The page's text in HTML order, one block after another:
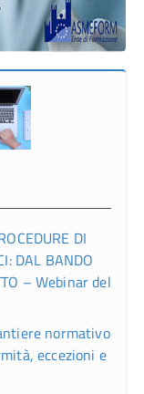
DI
DAL BANDO
– Webinar del
normativo
eccezioni e